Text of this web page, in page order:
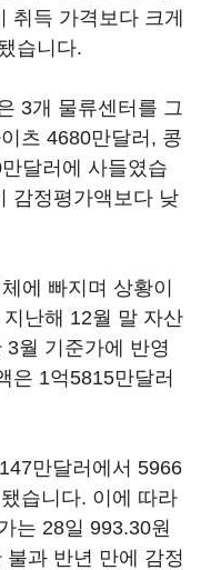
취득 가격보다 크게
습니다.
3개 물류센터를 그
츠 4680만달러, 콩
달러에 사들였습
감정평가액보다 낮
에 빠지며 상황이
난해 12월 말 자산
월 기준가에 반영
은 1억5815만달러
만달러에서 5966
습니다. 이에 따라
는 28일 993.30원
과 반년 만에 감정